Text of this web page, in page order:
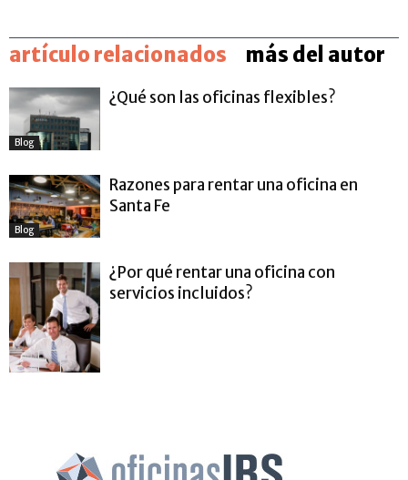
artículo relacionados más del autor
Blog
¿Qué son las oficinas flexibles?
Blog
Razones para rentar una oficina en
Santa Fe
¿Por qué rentar una oficina con
servicios incluidos?